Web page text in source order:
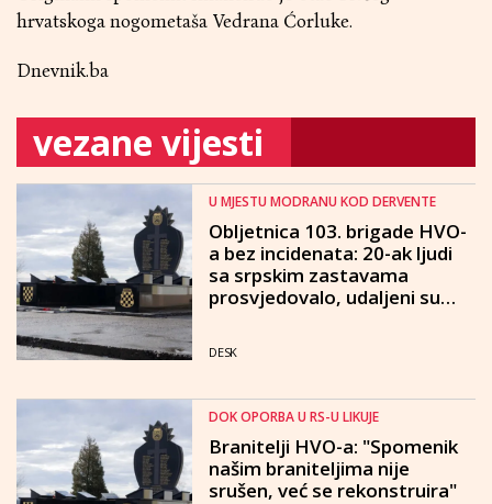
hrvatskoga nogometaša Vedrana Ćorluke.
Dnevnik.ba
vezane vijesti
U MJESTU MODRANU KOD DERVENTE
Obljetnica 103. brigade HVO-
a bez incidenata: 20-ak ljudi
sa srpskim zastavama
prosvjedovalo, udaljeni su
DESK
DOK OPORBA U RS-U LIKUJE
Branitelji HVO-a: "Spomenik
našim braniteljima nije
srušen, već se rekonstruira"